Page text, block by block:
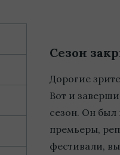
Сезон
Дорогие
Вот и
сезон. Он был
премьеры,
фестивали,